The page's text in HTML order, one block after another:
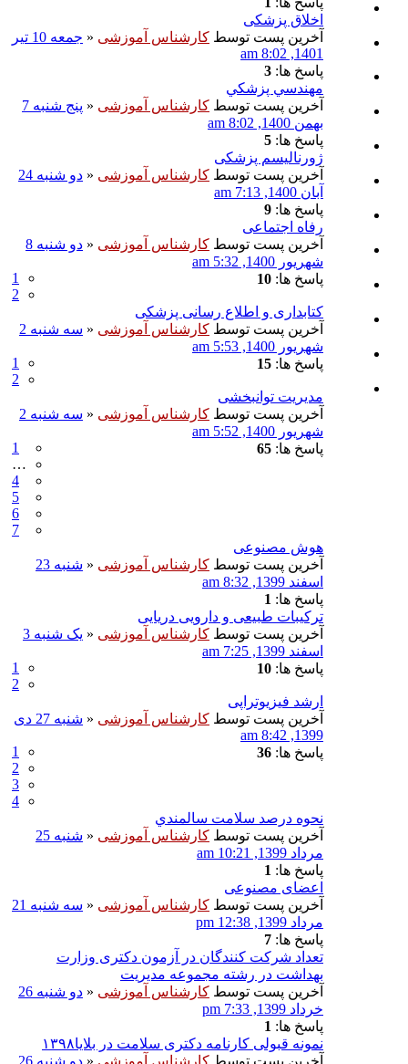
اخلاق پزشکی
آخرین پست توسط کارشناس آموزشی «
جمعه 10 تیر
1401, 8:02 am
پاسخ ها: 3
مهندسي پزشكي
آخرین پست توسط کارشناس آموزشی «
پنج شنبه 7
بهمن 1400, 8:02 am
پاسخ ها: 5
ژورنالیسم پزشکی
آخرین پست توسط کارشناس آموزشی «
دو شنبه 24
آبان 1400, 7:13 am
پاسخ ها: 9
رفاه اجتماعی
آخرین پست توسط کارشناس آموزشی «
دو شنبه 8
شهریور 1400, 5:32 am
پاسخ ها: 10
1
2
کتابداری و اطلاع رسانی پزشکی
آخرین پست توسط کارشناس آموزشی «
سه شنبه 2
شهریور 1400, 5:53 am
پاسخ ها: 15
1
2
مدیریت توانبخشی
آخرین پست توسط کارشناس آموزشی «
سه شنبه 2
شهریور 1400, 5:52 am
پاسخ ها: 65
1
…
4
5
6
7
هوش مصنوعی
آخرین پست توسط کارشناس آموزشی «
شنبه 23
اسفند 1399, 8:32 am
پاسخ ها: 1
ترکیبات طبیعی و دارویی دریایی
آخرین پست توسط کارشناس آموزشی «
یک شنبه 3
اسفند 1399, 7:25 am
پاسخ ها: 10
1
2
ارشد فیزیوتراپی
آخرین پست توسط کارشناس آموزشی «
شنبه 27 دی
1399, 8:42 am
پاسخ ها: 36
1
2
3
4
نحوه درصد سلامت سالمندي
آخرین پست توسط کارشناس آموزشی «
شنبه 25
مرداد 1399, 10:21 am
پاسخ ها: 1
اعضای مصنوعی
آخرین پست توسط کارشناس آموزشی «
سه شنبه 21
مرداد 1399, 12:38 pm
پاسخ ها: 7
تعداد شرکت کنندگان در آزمون دکتری وزارت
بهداشت در رشته مجموعه مدیریت
آخرین پست توسط کارشناس آموزشی «
دو شنبه 26
خرداد 1399, 7:33 pm
پاسخ ها: 1
نمونه قبولی کارنامه دکتری سلامت در بلایا۱۳۹۸